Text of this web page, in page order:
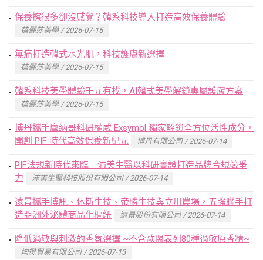
保養擦很多卻沒感覺？韓系科技導入打造高效保養體驗
蓓儷莎美學 / 2026-07-15
無痛打造韓式水光肌，科技護膚新選擇
蓓儷莎美學 / 2026-07-15
韓系科技美學體驗千元有找，AI韓式美學解鎖專屬護膚方案
蓓儷莎美學 / 2026-07-15
博丹攜手摩納哥科研權威 Exsymol 獨家解鎖全方位活性成分，
開創 PIF 時代高效保養新紀元
博丹有限公司 / 2026-07-14
PIF法規新時代來臨 沛美生醫以科研實證打造品牌合規競爭
力
沛美生醫科技股份有限公司 / 2026-07-14
遠景攜手博訊、休斯生技、帝勝生技與立川農場，五強聯手打
造亞洲外泌體商品化樞紐
遠景股份有限公司 / 2026-07-14
降低過敏與刺激的香氛選擇 ~不含歐盟表列80種過敏原香精~
均懋貿易有限公司 / 2026-07-13